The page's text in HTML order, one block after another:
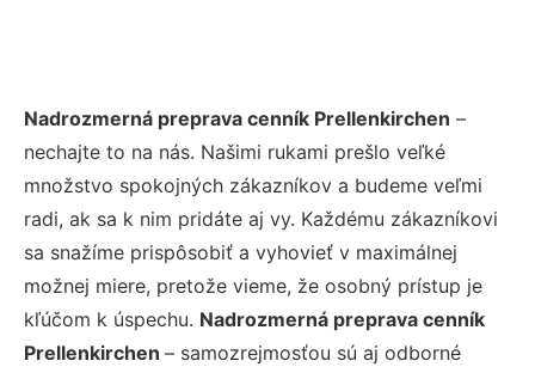
Nadrozmerná preprava cenník Prellenkirchen –
nechajte to na nás. Našimi rukami prešlo veľké
množstvo spokojných zákazníkov a budeme veľmi
radi, ak sa k nim pridáte aj vy. Každému zákazníkovi
sa snažíme prispôsobiť a vyhovieť v maximálnej
možnej miere, pretože vieme, že osobný prístup je
kľúčom k úspechu. Nadrozmerná preprava cenník
Prellenkirchen – samozrejmosťou sú aj odborné